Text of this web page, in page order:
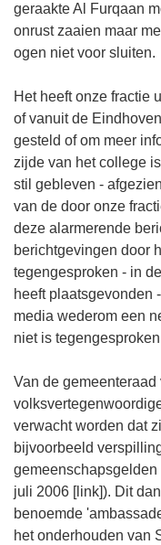
geraakte Al Furqaan
onrust zaaien maar
ogen niet voor sluiten.
Het heeft onze fractie
of vanuit de
gesteld of om meer
zijde van het college
stil gebleven -
van de door onze
deze alarmerende
berichtgevingen door
tegengesproken - in
heeft plaatsgevonden
media wederom een
niet is
Van de
verwacht worden dat
bijvoorbeeld
juli 2006 [link]). Dit
benoemde
het onderhouden van